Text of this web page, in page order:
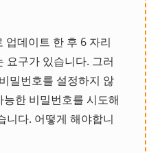
업데이트 한 후 6 자리
요구가 있습니다. 그러
밀번호를 설정하지 않
한 비밀번호를 시도해
니다. 어떻게 해야합니